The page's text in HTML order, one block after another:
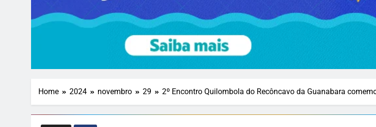
Home 2024 novembro 29 2º Encontro Quilombola do Recôncavo da Guanabara